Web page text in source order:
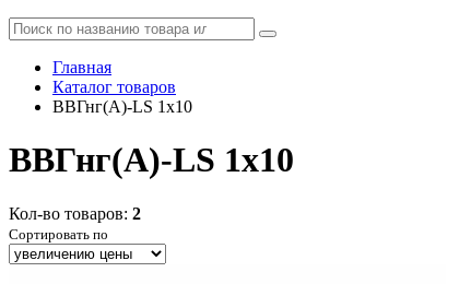
Главная
Каталог товаров
ВВГнг(А)-LS 1x10
ВВГнг(А)-LS 1x10
Кол-во товаров: 2
Сортировать по